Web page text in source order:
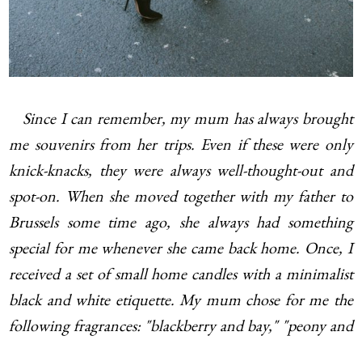
Since I can remember, my mum has always brought
me souvenirs from her trips. Even if these were only
knick-knacks, they were always well-thought-out and
spot-on. When she moved together with my father to
Brussels some time ago, she always had something
special for me whenever she came back home. Once, I
received a set of small home candles with a minimalist
black and white etiquette. My mum chose for me the
following fragrances: "blackberry and bay," "peony and